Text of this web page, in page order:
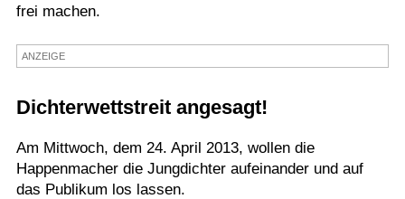
Kostenlos
frei machen.
ANZEIGE
Dichterwettstreit angesagt!
Am Mittwoch, dem 24. April 2013, wollen die
Happenmacher die Jungdichter aufeinander und auf
das Publikum los lassen.